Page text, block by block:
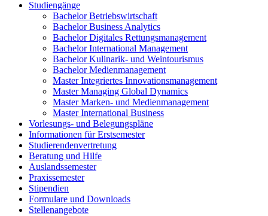
Studiengänge
Bachelor Betriebswirtschaft
Bachelor Business Analytics
Bachelor Digitales Rettungsmanagement
Bachelor International Management
Bachelor Kulinarik- und Weintourismus
Bachelor Medienmanagement
Master Integriertes Innovationsmanagement
Master Managing Global Dynamics
Master Marken- und Medienmanagement
Master International Business
Vorlesungs- und Belegungspläne
Informationen für Erstsemester
Studierendenvertretung
Beratung und Hilfe
Auslandssemester
Praxissemester
Stipendien
Formulare und Downloads
Stellenangebote